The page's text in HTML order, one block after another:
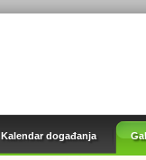
Kalendar događanja